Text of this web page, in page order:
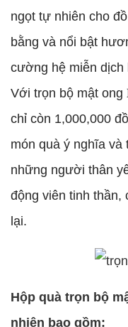
ngọt tự nhiên cho
bằng và nổi bật
cường hệ miễn dịch
Với trọn bộ mật
chỉ còn 1,000,000
món quà ý nghĩa
những người thân
động viên tinh thần,
lại.
Hộp quà trọn bộ
nhiên bao gồm: